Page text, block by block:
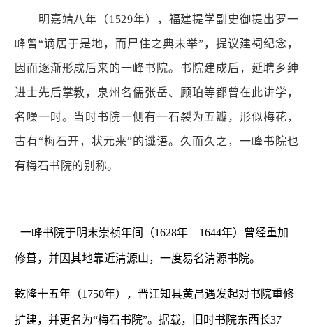
明嘉靖八年（1529年），福建提学副史御提出罗一
峰曾“谪居于是地，而尸住之典未举”，提议建祠纪念，
因而逐渐形成后来的一峰书院。书院建成后，延聘乡绅
进士先后掌教，泉州名儒张岳、顾珀等都曾在此讲学，
名噪一时。当时书院一侧有一石裂为五瓣，形似梅花，
古有“梅石开，状元来”的谶语。久而久之，一峰书院也
有梅石书院的别称。
一峰书院于明末崇祯年间（1628年—1644年）曾经重加
修葺，并因其地靠近清源山，一度易名清源书院。
乾隆十五年（1750年），晋江知县黄昌遇发起对书院重修
扩建，并更名为“梅石书院”。据载，旧时书院东西长37